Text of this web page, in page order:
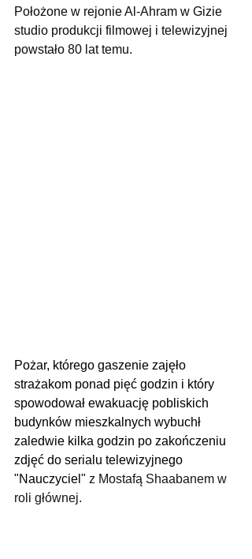
Położone w rejonie Al-Ahram w Gizie
studio produkcji filmowej i telewizyjnej
powstało 80 lat temu.
Pożar, którego gaszenie zajęło
strażakom ponad pięć godzin i który
spowodował ewakuację pobliskich
budynków mieszkalnych wybuchł
zaledwie kilka godzin po zakończeniu
zdjęć do serialu telewizyjnego
"Nauczyciel" z Mostafą Shaabanem w
roli głównej.